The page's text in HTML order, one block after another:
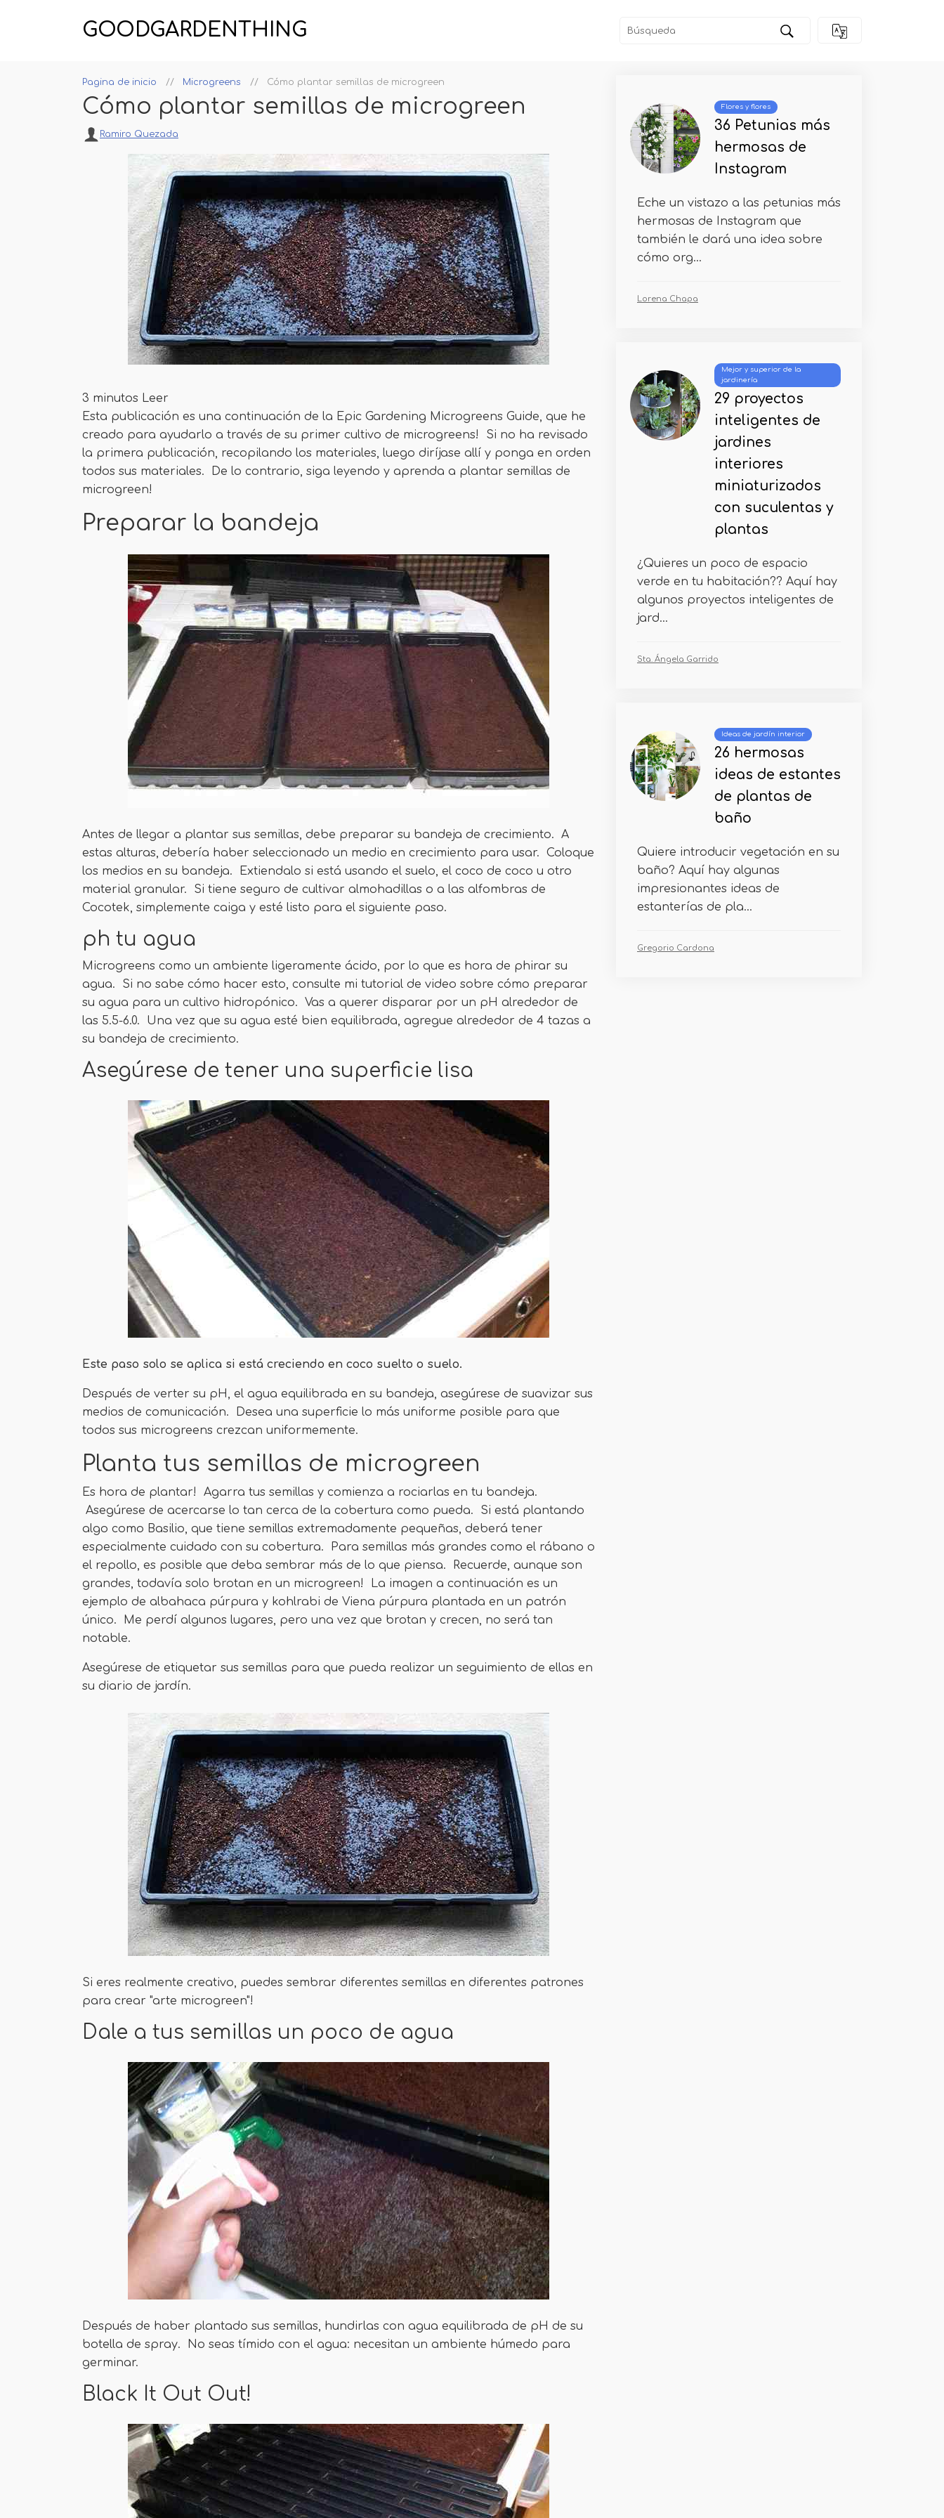
GOODGARDENTHING
Pagina de inicio Microgreens Cómo plantar semillas de microgreen
Cómo plantar semillas de microgreen
Ramiro Quezada
3 minutos Leer
Esta publicación es una continuación de la Epic Gardening Microgreens Guide, que he
creado para ayudarlo a través de su primer cultivo de microgreens! Si no ha revisado
la primera publicación, recopilando los materiales, luego diríjase allí y ponga en orden
todos sus materiales. De lo contrario, siga leyendo y aprenda a plantar semillas de
microgreen!
Preparar la bandeja
Antes de llegar a plantar sus semillas, debe preparar su bandeja de crecimiento. A
estas alturas, debería haber seleccionado un medio en crecimiento para usar. Coloque
los medios en su bandeja. Extiendalo si está usando el suelo, el coco de coco u otro
material granular. Si tiene seguro de cultivar almohadillas o a las alfombras de
Cocotek, simplemente caiga y esté listo para el siguiente paso.
ph tu agua
Microgreens como un ambiente ligeramente ácido, por lo que es hora de phirar su
agua. Si no sabe cómo hacer esto, consulte mi tutorial de video sobre cómo preparar
su agua para un cultivo hidropónico. Vas a querer disparar por un pH alrededor de
las 5.5-6.0. Una vez que su agua esté bien equilibrada, agregue alrededor de 4 tazas a
su bandeja de crecimiento.
Asegúrese de tener una superficie lisa
Este paso solo se aplica si está creciendo en coco suelto o suelo.
Después de verter su pH, el agua equilibrada en su bandeja, asegúrese de suavizar sus
medios de comunicación. Desea una superficie lo más uniforme posible para que
todos sus microgreens crezcan uniformemente.
Planta tus semillas de microgreen
Es hora de plantar! Agarra tus semillas y comienza a rociarlas en tu bandeja.
Asegúrese de acercarse lo tan cerca de la cobertura como pueda. Si está plantando
algo como Basilio, que tiene semillas extremadamente pequeñas, deberá tener
especialmente cuidado con su cobertura. Para semillas más grandes como el rábano o
el repollo, es posible que deba sembrar más de lo que piensa. Recuerde, aunque son
grandes, todavía solo brotan en un microgreen! La imagen a continuación es un
ejemplo de albahaca púrpura y kohlrabi de Viena púrpura plantada en un patrón
único. Me perdí algunos lugares, pero una vez que brotan y crecen, no será tan
notable.
Asegúrese de etiquetar sus semillas para que pueda realizar un seguimiento de ellas en
su diario de jardín.
Si eres realmente creativo, puedes sembrar diferentes semillas en diferentes patrones
para crear "arte microgreen"!
Dale a tus semillas un poco de agua
Después de haber plantado sus semillas, hundirlas con agua equilibrada de pH de su
botella de spray. No seas tímido con el agua: necesitan un ambiente húmedo para
germinar.
Black It Out Out!
Flores y flores
36 Petunias más
hermosas de
Instagram
Eche un vistazo a las petunias más
hermosas de Instagram que
también le dará una idea sobre
cómo org...
Lorena Chapa
Mejor y superior de la
jardinería
29 proyectos
inteligentes de
jardines
interiores
miniaturizados
con suculentas y
plantas
¿Quieres un poco de espacio
verde en tu habitación?? Aquí hay
algunos proyectos inteligentes de
jard...
Sta. Ángela Garrido
Ideas de jardín interior
26 hermosas
ideas de estantes
de plantas de
baño
Quiere introducir vegetación en su
baño? Aquí hay algunas
impresionantes ideas de
estanterías de pla...
Gregorio Cardona